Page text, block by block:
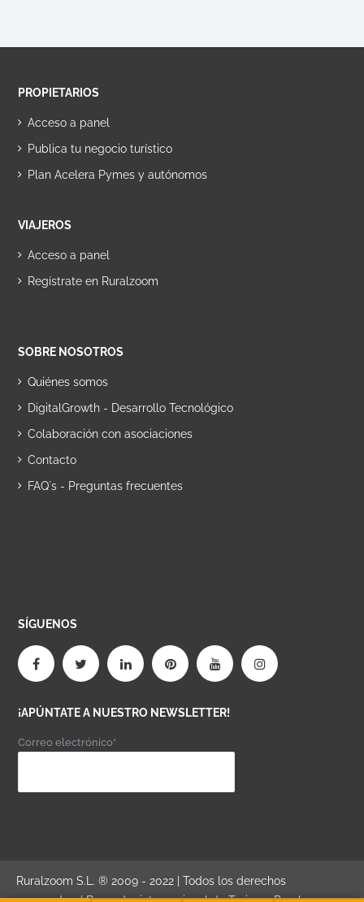
PROPIETARIOS
Acceso a panel
Publica tu negocio turístico
Plan Acelera Pymes y autónomos
VIAJEROS
Acceso a panel
Regístrate en Ruralzoom
SOBRE NOSOTROS
Quiénes somos
DigitalGrowth - Desarrollo Tecnológico
Colaboración con asociaciones
Contacto
FAQ´s - Preguntas frecuentes
SÍGUENOS
¡APÚNTATE A NUESTRO NEWSLETTER!
Correo electrónico*
Ruralzoom S.L. ® 2009 - 2022 | Todos los derechos